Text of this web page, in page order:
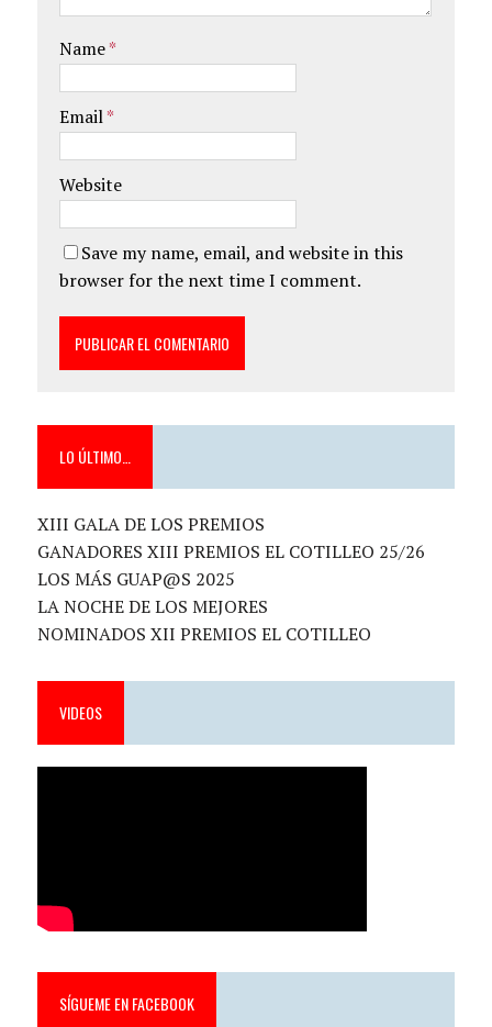
Name*
Email*
Website
Save my name, email, and website in this
browser for the next time I comment.
LO ÚLTIMO…
XIII GALA DE LOS PREMIOS
GANADORES XIII PREMIOS EL COTILLEO 25/26
LOS MÁS GUAP@S 2025
LA NOCHE DE LOS MEJORES
NOMINADOS XII PREMIOS EL COTILLEO
VIDEOS
SÍGUEME EN FACEBOOK